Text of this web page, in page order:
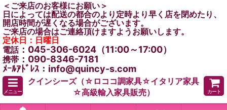
＜ご来店のお客様にお願い＞
日によっては配送の都合のより定時より早く店を閉めたり、
開店時間が遅くなる場合がございます。
ご来店の場合はご連絡頂けますようお願いします。
定休日：日曜日
電話：045-306-6024（11:00～17:00）
携帯 ：090-8346-7181
ﾒｰﾙｱﾄﾞﾚｽ：info@quincy-s.com
メニュー
クインシーズ（☆ロココ調家具☆イタリア家具
☆高級輸入家具販売）
カート